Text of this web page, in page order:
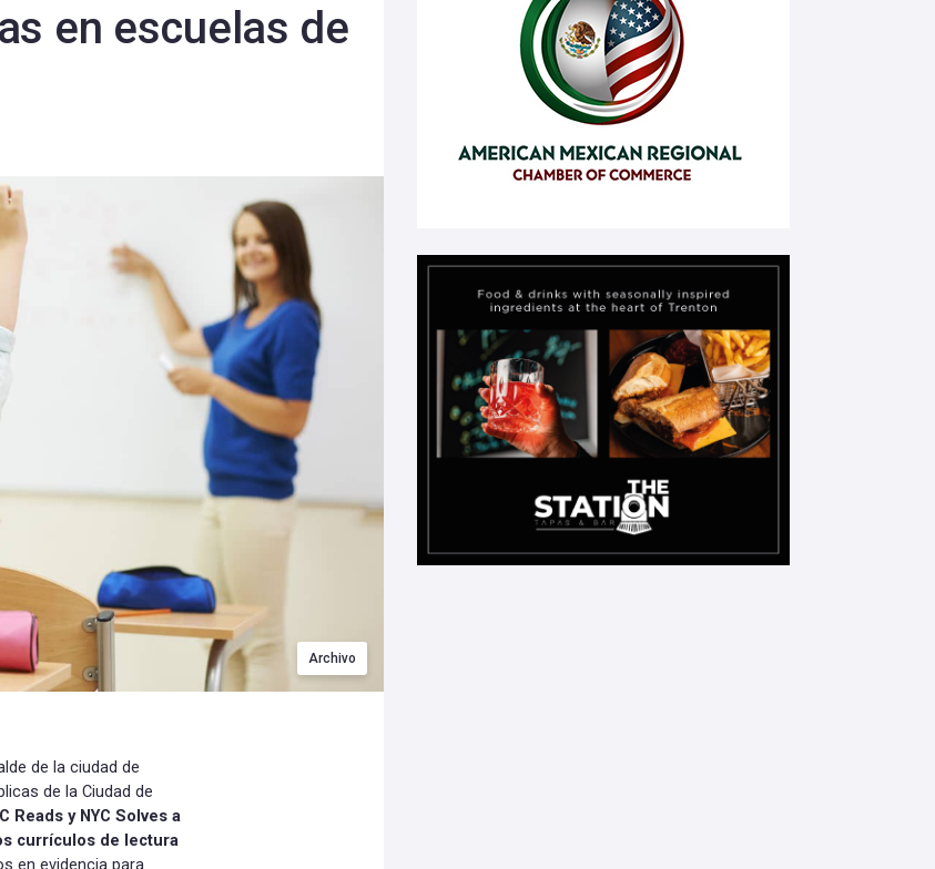
en escuelas de
Archivo
de la ciudad de
de la Ciudad de
Reads y NYC Solves a
currículos de lectura
en evidencia para